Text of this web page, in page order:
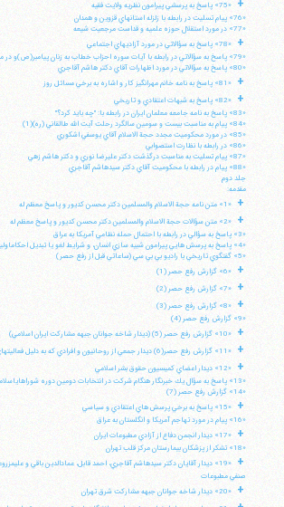
+
«75» پاسخ به پرسشي پيرامون نظريه ولايت فقيه
«76» پيام تسليت در رابطه با زلزله استانهاي قزوين و همدان
«77» در مورد استقلال حوزه علميه و قداست مرجعيت شيعه
+
«78» پاسخ به سؤالاتي در مورد آزاديهاي اجتماعي
«79» پاسخ به سؤالاتي در رابطه با آيات سوره احزاب خطاب به زنان پيامبر(ص)و در مورد اهل كتاب
«80» پاسخ به سؤالاتي در مورد اظهارات آقاي دكتر هاشم آقاجري
+ «81» پاسخ به نامه خانم مهرانگيز كار و اشاره به برخي مسائل روز
+
«82» پاسخ به شبهات اعتقادي و تاريخي
«83» پاسخ به نامه جامعه معلمان ايران در رابطه با: "چه بايد كرد؟"
«84» پيام به مناسبت بيست و سومين سالگرد رحلت آيت الله طالقاني (ره)(1)
«85» در مورد محكوميت مجدد حجة الاسلام آقاي يوسفي اشكوري
«86» در رابطه با نظارت استصوابي
«87» پيام تسليت به مناسبت درگذشت دكتر عليرضا نوري و دكتر هاشم زهي
«88» پيام در رابطه با محكوميت آقاي دكتر سيدهاشم آقاجري
جلد دوم
مقدمه:
+ «1» متن نامه حجة الاسلام والمسلمين دكتر محسن كديور و پاسخ معظم له
+
«2» متن سؤالات حجة الاسلام والمسلمين دكتر محسن كديور و پاسخ معظم له
«3» پاسخ به سؤالي در رابطه با احتمال حمله نظامي آمريكا به عراق
«4» پاسخ به پرسش هايي پيرامون شبيه سازي انسان، و شرايط لغو يا تبديل احكاماوليه اسلام
«5» گفتگوي تاريخي با راديو بي بي سي (ساعاتي قبل از رفع حصر)
+ «6» گزارش رفع حصر (1)
+ «7» گزارش رفع حصر (2)
+
«8» گزارش رفع حصر (3)
«9» گزارش رفع حصر (4)
+ «10» گزارش رفع حصر (5) (ديدار شاخه جوانان جبهه مشاركت ايران اسلامي)
+ «11» گزارش رفع حصر(6) ديدار جمعي از روحانيون و افرادي كه به دليل فعاليتهاي سياسي زنداني شده بودند.
+
«12» ديدار اعضاي كميسيون حقوق بشر اسلامي
«13» پاسخ به سؤال يك خبرنگار هنگام شركت در انتخابات دومين دوره شوراهاياسلامي شهر و روستا
«14» گزارش رفع حصر (7)
+
«15» پاسخ به برخي پرسش هاي اعتقادي و سياسي
«16» پيام در مورد تهاجم آمريكا و انگلستان به عراق
+
«17» ديدار انجمن دفاع از آزادي مطبوعات ايران
«18» تشكر از پزشكان بيمارستان مركز قلب تهران
+
«19» ديدار آقايان دكتر سيدهاشم آقاجري، احمد قابل، عمادالدين باقي و
صنفي مطبوعات
+ «20» ديدار شاخه جوانان جبهه مشاركت شرق تهران